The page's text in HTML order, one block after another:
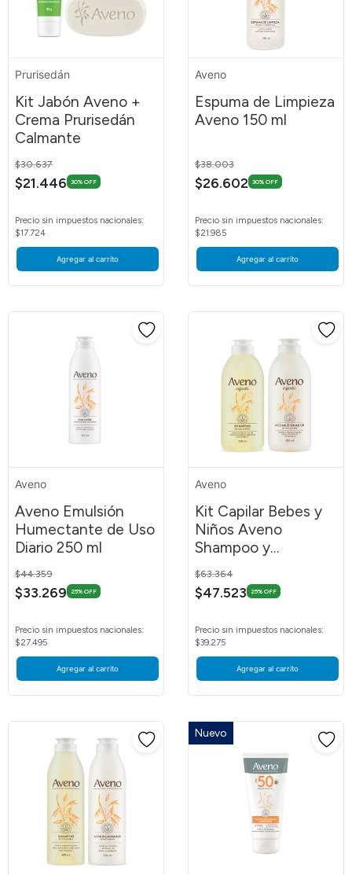
Prurisedán
Kit Jabón Aveno +
Crema Prurisedán
Calmante
Price reduced from
$30.637
$21.446 30% OFF
Precio sin impuestos nacionales:
$17.724
Agregar al carrito
Aveno
Espuma de Limpieza
Aveno 150 ml
Price reduced from
$38.003
$26.602 30% OFF
Precio sin impuestos nacionales:
$21.985
Agregar al carrito
Aveno
Aveno Emulsión
Humectante de Uso
Diario 250 ml
Price reduced from
$44.359
$33.269 25% OFF
Precio sin impuestos nacionales:
$27.495
Agregar al carrito
Aveno
Kit Capilar Bebes y
Niños Aveno
Shampoo y
Acondicionador
Price reduced from
$63.364
$47.523 25% OFF
Precio sin impuestos nacionales:
$39.275
Agregar al carrito
Nuevo